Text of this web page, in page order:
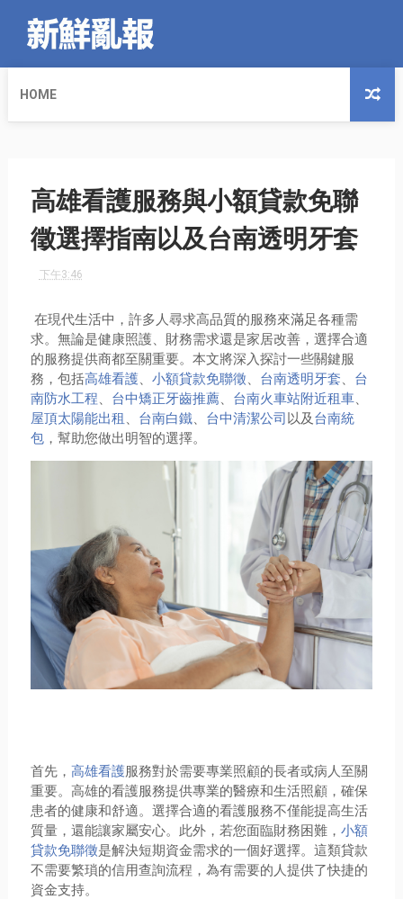
HOME
高雄看護服務與小額貸款免聯
徵選擇指南以及台南透明牙套
下午3:46
在現代生活中，許多人尋求高品質的服務來滿足各種需
求。無論是健康照護、財務需求還是家居改善，選擇合適
的服務提供商都至關重要。本文將深入探討一些關鍵服
務，包括高雄看護、 小額貸款免聯徵、 台南透明牙套、 台
南防水工程、 台中矯正牙齒推薦、 台南火車站附近租車、
屋頂太陽能出租 、 台南白鐵、 台中清潔公司以及 台南統
包，幫助您做出明智的選擇。
首先， 高雄看護服務對於需要專業照顧的長者或病人至關
重要。高雄的看護服務提供專業的醫療和生活照顧，確保
患者的健康和舒適。選擇合適的看護服務不僅能提高生活
質量，還能讓家屬安心。此外，若您面臨財務困難， 小額
貸款免聯徵是解決短期資金需求的一個好選擇。這類貸款
不需要繁瑣的信用查詢流程，為有需要的人提供了快捷的
資金支持。